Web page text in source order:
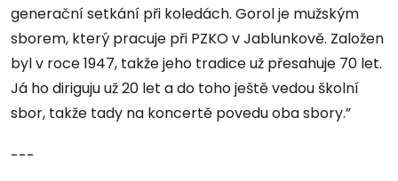
generační setkání při koledách. Gorol je mužským
sborem, který pracuje při PZKO v Jablunkově. Založen
byl v roce 1947, takže jeho tradice už přesahuje 70 let.
Já ho diriguju už 20 let a do toho ještě vedou školní
sbor, takže tady na koncertě povedu oba sbory.”
---